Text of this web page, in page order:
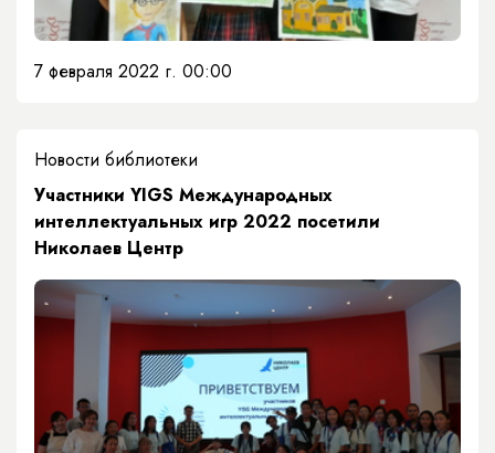
7 февраля 2022 г. 00:00
Новости библиотеки
Участники YIGS Международных
интеллектуальных игр 2022 посетили
Николаев Центр